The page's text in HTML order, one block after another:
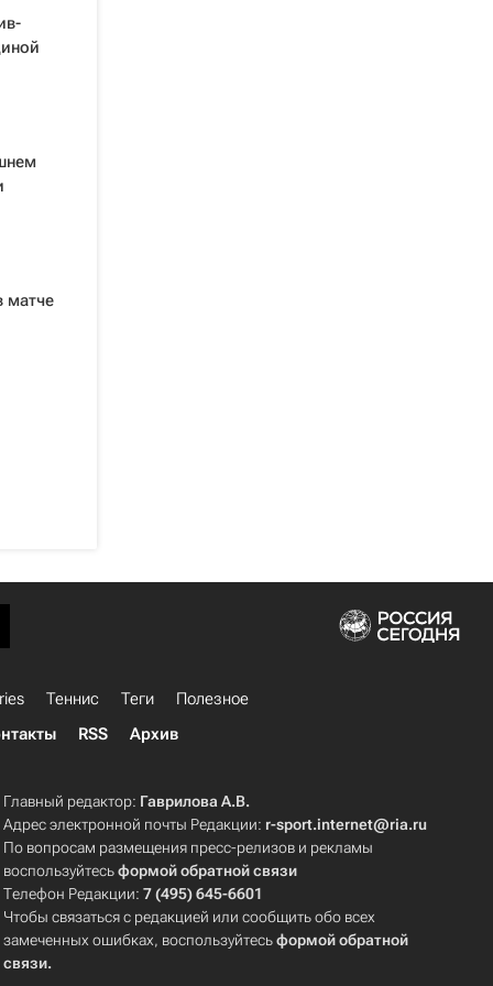
матче
Теннис Теги
Полезное
RSS Архив
Главный редактор: Гаврилова А.В.
Адрес электронной почты Редакции: r-sport.internet@ria.ru
По вопросам размещения пресс-релизов и рекламы
воспользуйтесьформой обратной связи
Телефон Редакции:7 (495) 645-6601
Чтобы связаться с редакцией или сообщить обо всех
замеченных ошибках, воспользуйтесьформой обратной
связи.